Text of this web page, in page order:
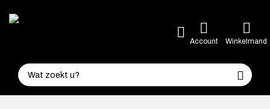
Account Winkelmand